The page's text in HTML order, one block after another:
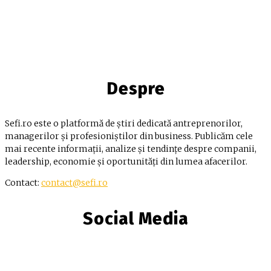
Despre
Sefi.ro este o platformă de știri dedicată antreprenorilor,
managerilor și profesioniștilor din business. Publicăm cele
mai recente informații, analize și tendințe despre companii,
leadership, economie și oportunități din lumea afacerilor.
Contact: contact@sefi.ro
Social Media